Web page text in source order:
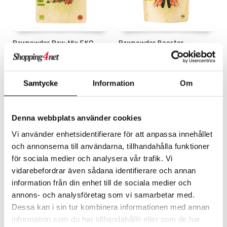
Samtycke Information Om
Denna webbplats använder cookies
Vi använder enhetsidentifierare för att anpassa innehållet
och annonserna till användarna, tillhandahålla funktioner
för sociala medier och analysera vår trafik. Vi
vidarebefordrar även sådana identifierare och annan
information från din enhet till de sociala medier och
annons- och analysföretag som vi samarbetar med.
Dessa kan i sin tur kombinera informationen med annan
information som du har tillhandahållit eller som de har
Rawpowder Raw-Mix EKO
RAWPOWDER
Seuraa
Rawpowder Booster
24,01
Saatavana useana vaihtoehtona
Rawpowder Chia frö EKO
eco
Rawpowder Röd Maca
eco